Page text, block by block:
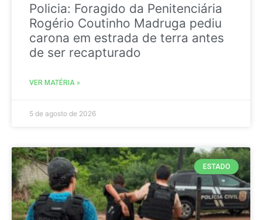
Policia: Foragido da Penitenciária
Rogério Coutinho Madruga pediu
carona em estrada de terra antes
de ser recapturado
VER MATÉRIA »
5 de agosto de 2026
ESTADO